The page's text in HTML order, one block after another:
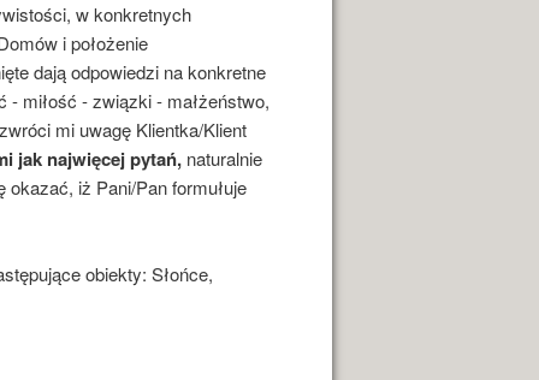
w konkretnych
i położenie
dają odpowiedzi na konkretne
miłość - związki - małżeństwo,
mi uwagę Klientka/Klient
jak najwięcej pytań, naturalnie
iż Pani/Pan formułuje
obiekty: Słońce,